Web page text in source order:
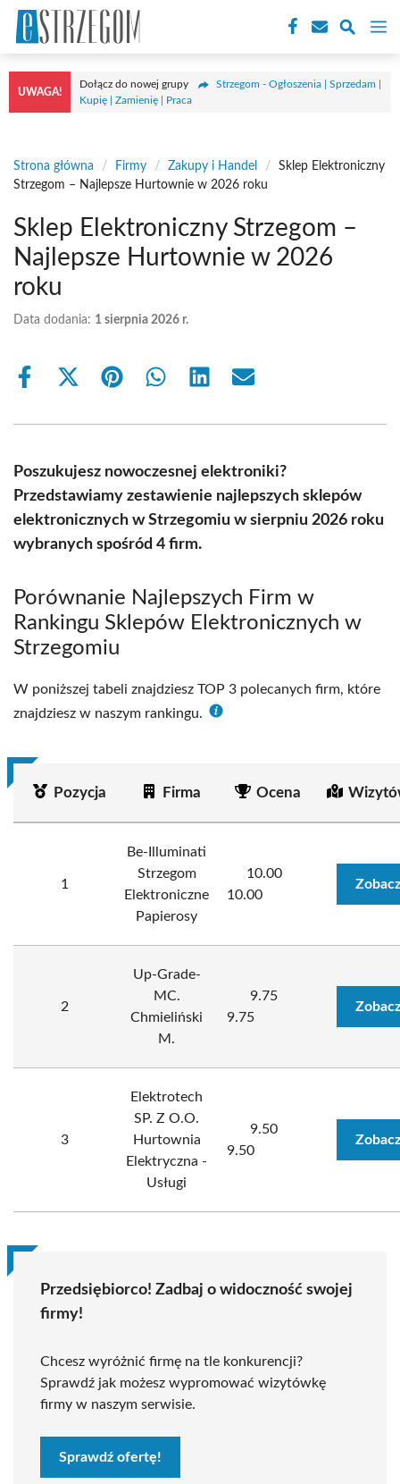
Przejdź
treści
UWAGA!
Dołącz do nowej grupy
Strzegom - Ogłoszenia | Sprzedam |
Kupię | Zamienię | Praca
Strona główna / Firmy / Zakupy i Handel /
Sklep Elektroniczny
Strzegom – Najlepsze Hurtownie w 2026 roku
Sklep Elektroniczny Strzegom –
Najlepsze Hurtownie w 2026
roku
Data dodania: 1 sierpnia 2026 r.
Share
Share
(Twitter)
Share Share Share Share
Poszukujesz nowoczesnej elektroniki?
Przedstawiamy zestawienie najlepszych sklepów
elektronicznych w Strzegomiu w sierpniu 2026 roku
wybranych spośród 4 firm.
Porównanie Najlepszych Firm w
Rankingu Sklepów Elektronicznych w
Strzegomiu
W poniższej tabeli znajdziesz TOP 3 polecanych firm, które
znajdziesz w naszym rankingu.
Pozycja Firma Ocena
1
Be-Illuminati
Strzegom
Elektroniczne
Papierosy
10.00
10.00
2
Up-Grade-
MC.
Chmieliński
M.
9.75
9.75
3
Elektrotech
SP. Z O.O.
Hurtownia
Elektryczna -
Usługi
9.50
9.50
Przedsiębiorco! Zadbaj o widoczność swojej
firmy!
Chcesz wyróżnić firmę na tle konkurencji?
Sprawdź jak możesz wypromować wizytówkę
firmy w naszym serwisie.
Sprawdź ofertę!